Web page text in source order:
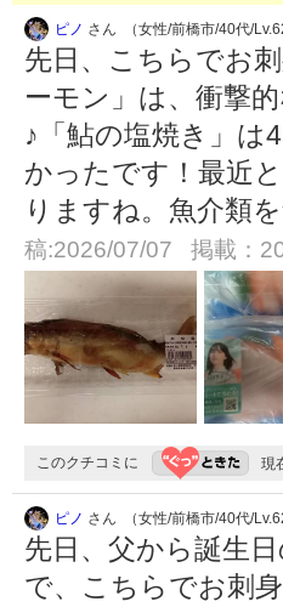
ピノ さん （女性/前橋市/40代/
先日、こちらでお
ーモン」は、衝撃
♪「鮎の塩焼き」は
かったです！最近
りますね。魚介類
稿:2026/07/07 掲載：
このクチコミに 現
ピノ さん （女性/前橋市/40代/
先日、父から誕生
で、こちらでお刺